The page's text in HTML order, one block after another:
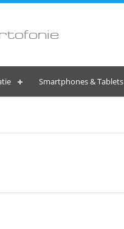
Smartphones & Tablets